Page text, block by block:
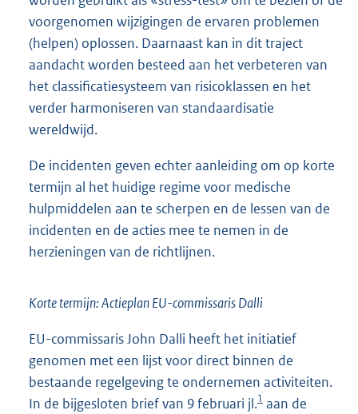
voorgenomen wijzigingen de ervaren problemen
(helpen) oplossen. Daarnaast kan in dit traject
aandacht worden besteed aan het verbeteren van
het classificatiesysteem van risicoklassen en het
verder harmoniseren van standaardisatie
wereldwijd.
De incidenten geven echter aanleiding om op korte
termijn al het huidige regime voor medische
hulpmiddelen aan te scherpen en de lessen van de
incidenten en de acties mee te nemen in de
herzieningen van de richtlijnen.
Korte termijn: Actieplan EU-commissaris Dalli
EU-commissaris John Dalli heeft het initiatief
genomen met een lijst voor direct binnen de
bestaande regelgeving te ondernemen activiteiten.
In de bijgesloten brief van 9 februari jl.1 aan de